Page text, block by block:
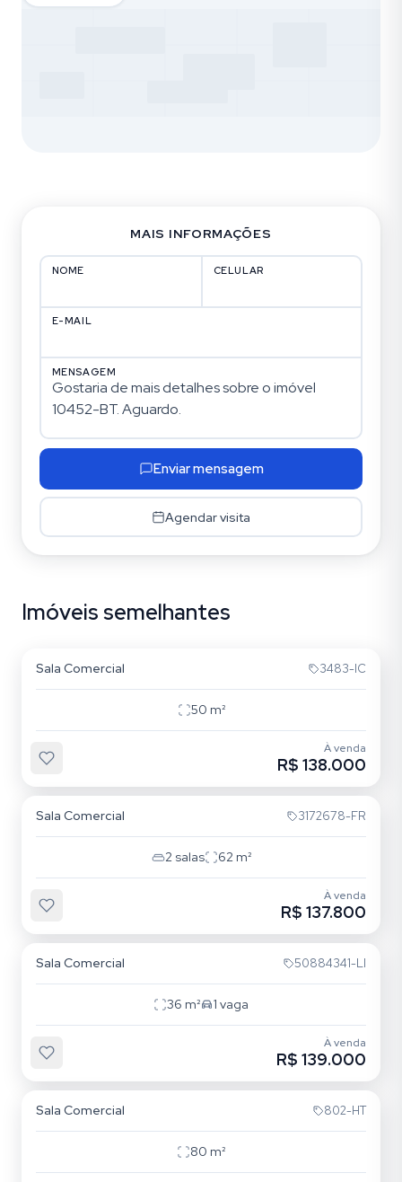
MAIS INFORMAÇÕES
NOME CELULAR
E-MAIL
MENSAGEM
Enviar mensagem
Agendar visita
Imóveis semelhantes
Centro Histórico
Sala Comercial 3483-IC
50 m²
À venda
R$ 138.000
Sala Comercial 3172678-FR
2 salas 62m²
À venda
R$ 137.800
Sala Comercial 50884341-LI
36 m² 1 vaga
À venda
R$ 139.000
Sala Comercial 802-HT
80 m²